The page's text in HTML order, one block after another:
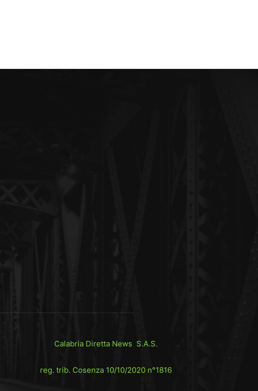
Calabria Diretta News S.A.S.
reg. trib. Cosenza 10/10/2020 n°1816